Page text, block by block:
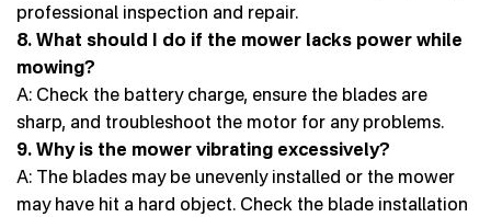
professional inspection and repair.
8. What should I do if the mower lacks power while
mowing?
A: Check the battery charge, ensure the blades are
sharp, and troubleshoot the motor for any problems.
9. Why is the mower vibrating excessively?
A: The blades may be unevenly installed or the mower
may have hit a hard object. Check the blade installation